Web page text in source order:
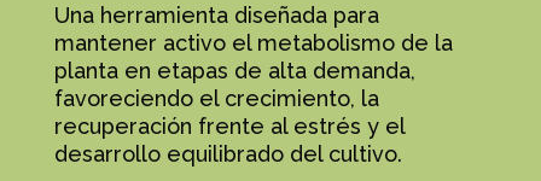
Una herramienta diseñada para
mantener activo el metabolismo de la
planta en etapas de alta demanda,
favoreciendo el crecimiento, la
recuperación frente al estrés y el
desarrollo equilibrado del cultivo.